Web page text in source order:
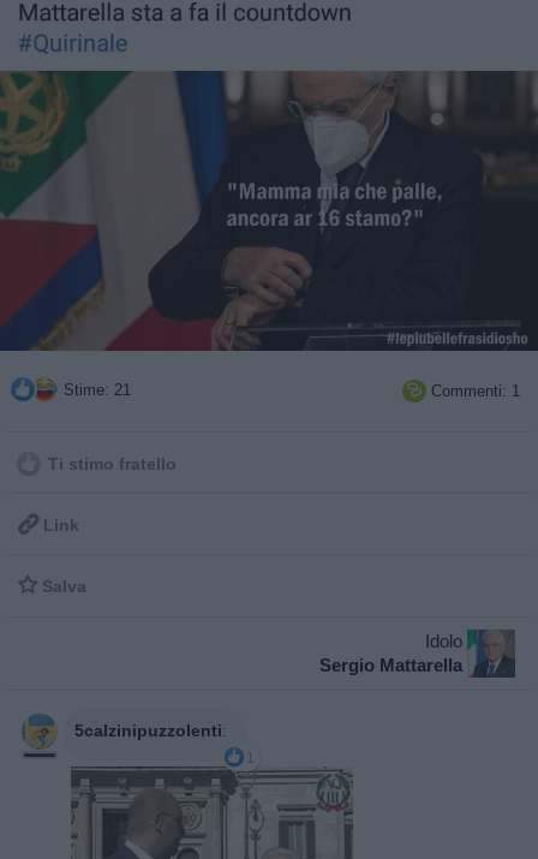
Stime: 21  Commenti: 1
Ti stimo fratello
 Link
 Salva
Idolo
Sergio Mattarella
5calzinipuzzolenti:
1